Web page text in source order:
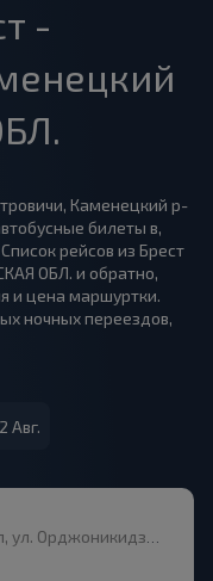
-
Каменецкий р-
билеты в,
рейсов из Брест
ОБЛ. и обратно,
и цена маршуртки.
ночных переездов,
Авг.
Орджоникидзе, 12